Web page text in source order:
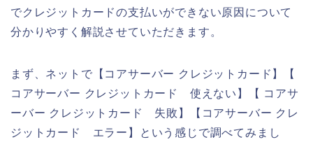
でクレジットカードの支払いができない原因について
分かりやすく解説させていただきます。
まず、ネットで【コアサーバー クレジットカード】【
コアサーバー クレジットカード 使えない】【 コアサ
ーバー クレジットカード 失敗】【コアサーバー クレ
ジットカード エラー】という感じで調べてみまし